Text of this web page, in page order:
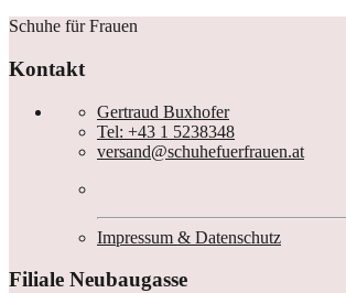
Schuhe für Frauen
Kontakt
Gertraud Buxhofer
Tel: +43 1 5238348
versand@schuhefuerfrauen.at
Impressum & Datenschutz
Filiale Neubaugasse